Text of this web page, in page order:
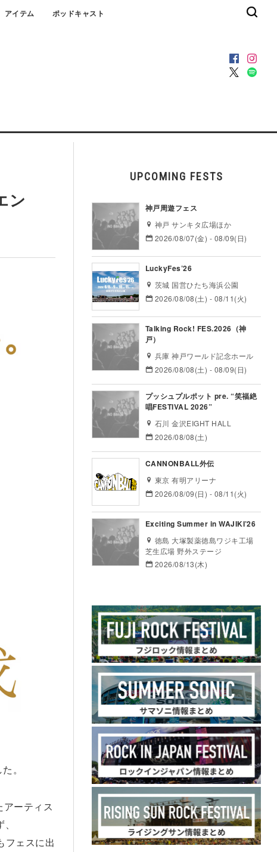
アイテム ポッドキャスト
ン
。
ーティス
フェスに出
UPCOMING FESTS
神戸周遊フェス
神戸 サンキタ広場ほか
2026/08/07(金) - 08/09(日)
LuckyFes’26
茨城 国営ひたち海浜公園
2026/08/08(土) - 08/11(火)
Talking Rock! FES.2026（神
戸）
兵庫 神戸ワールド記念ホール
2026/08/08(土) - 08/09(日)
プッシュプルポット pre. “笑福絶
唱FESTIVAL 2026”
石川 金沢EIGHT HALL
2026/08/08(土)
CANNONBALL外伝
東京 有明アリーナ
2026/08/09(日) - 08/11(火)
Exciting Summer in WAJIKI’26
徳島 大塚製薬徳島ワジキ工場
芝生広場 野外ステージ
2026/08/13(木)